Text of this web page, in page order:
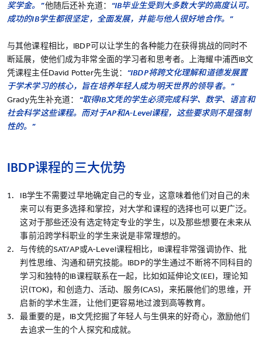
奖学金。”他随后还补充道： “IB毕业生受到大多数大学的高度认可。
成功的IB学生都很坚定，全面发展，并能与他人很好地合作。”
与其他课程相比，IBDP可以让学生的各种能力在获得挑战的同时不
断延展，使他们成为非常全面的学习者和思考者。上海耀中浦西IB文
凭课程主任David Potter先生说： “IBDP将跨文化理解和道德发展置
于学术学习的核心，旨在培养年轻人成为明天世界的领导者。”
Grady先生补充道： “取得IB文凭的学生必须完成科学、数学、语言和
社会科学这些课程。而对于AP和A-Level课程，这些要求则不是强制
性的。”
IBDP课程的三大优势
IB学生不需要过早地确定自己的专业，这意味着他们对自己的未
来可以有更多选择和掌控，对大学和课程的选择也可以更广泛。
这对于那些还没有选定特定专业的学生，以及那些想要在未来从
事前沿跨学科职业的学生来说是非常理想的。
与传统的SAT/AP或A-Level课程相比，IB课程非常强调协作、批
判性思维、沟通和研究技能。IBDP的学生通过不断将不同科目的
学习和独特的IB课程联系在一起，比如如延伸论文(EE)，理论知
识(TOK)，和创造力、活动、服务(CAS)，来拓展他们的思维，开
启新的学术生涯，让他们更容易地过渡到高等教育。
最重要的是，IB文凭挖掘了年轻人与生俱来的好奇心，激励他们
去追求一生的个人探究和成就。